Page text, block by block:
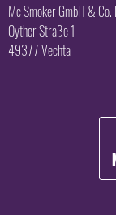
Mc Smoker GmbH & Co.
Oyther Straße 1
49377 Vechta